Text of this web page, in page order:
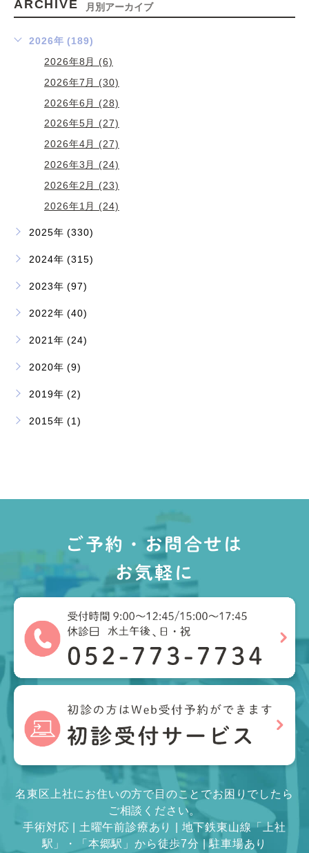
ARCHIVE 月別アーカイブ
2026年 (189)
2026年8月 (6)
2026年7月 (30)
2026年6月 (28)
2026年5月 (27)
2026年4月 (27)
2026年3月 (24)
2026年2月 (23)
2026年1月 (24)
2025年 (330)
2024年 (315)
2023年 (97)
2022年 (40)
2021年 (24)
2020年 (9)
2019年 (2)
2015年 (1)
ご予約・お問合せは
お気軽に
名東区上社にお住いの方で目のことでお困りでしたら
ご相談ください。
手術対応 | 土曜午前診療あり | 地下鉄東山線「上社
駅」・「本郷駅」から徒歩7分 | 駐車場あり